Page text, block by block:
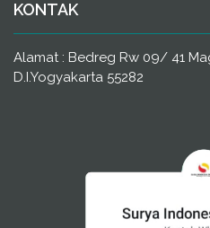
KONTAK
Alamat : Bedreg Rw 09/ 41
D.I.Yogyakarta 55282